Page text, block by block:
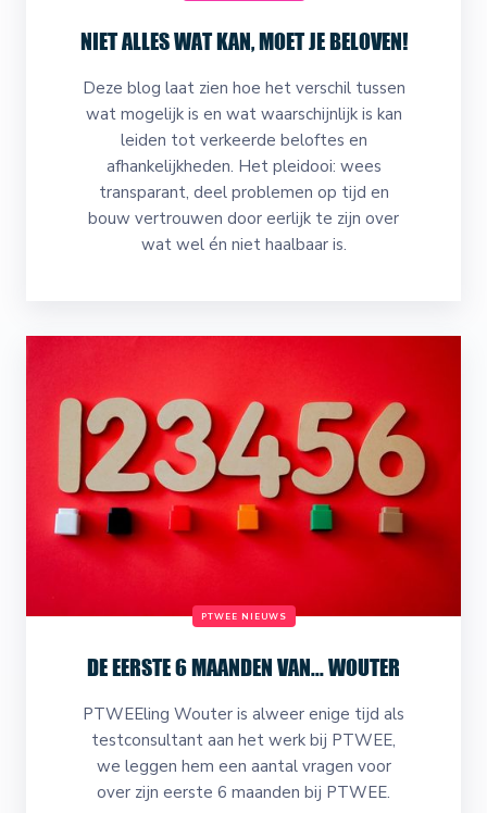
NIET ALLES WAT KAN, MOET JE BELOVEN!
Deze blog laat zien hoe het verschil tussen
wat mogelijk is en wat waarschijnlijk is kan
leiden tot verkeerde beloftes en
afhankelijkheden. Het pleidooi: wees
transparant, deel problemen op tijd en
bouw vertrouwen door eerlijk te zijn over
wat wel én niet haalbaar is.
PTWEE NIEUWS
DE EERSTE 6 MAANDEN VAN... WOUTER
PTWEEling Wouter is alweer enige tijd als
testconsultant aan het werk bij PTWEE,
we leggen hem een aantal vragen voor
over zijn eerste 6 maanden bij PTWEE.